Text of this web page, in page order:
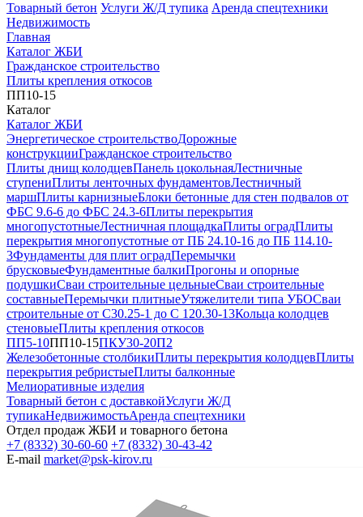
Товарный бетон Услуги Ж/Д тупика Аренда спецтехники
Недвижимость
Главная
Каталог ЖБИ
Гражданское строительство
Плиты крепления откосов
ПП10-15
Каталог
Каталог ЖБИ
Энергетическое строительствоДорожные
конструкцииГражданское строительство
Плиты днищ колодцевПанель цокольнаяЛестничные
ступениПлиты ленточных фундаментовЛестничный
маршПлиты карнизныеБлоки бетонные для стен подвалов от
ФБС 9.6-6 до ФБС 24.3-6Плиты перекрытия
многопустотныеЛестничная площадкаПлиты оградПлиты
перекрытия многопустотные от ПБ 24.10-16 до ПБ 114.10-
3Фундаменты для плит оградПеремычки
брусковыеФундаментные балкиПрогоны и опорные
подушкиСваи строительные цельныеСваи строительные
составныеПеремычки плитныеУтяжелители типа УБОСваи
строительные от С30.25-1 до С 120.30-13Кольца колодцев
стеновыеПлиты крепления откосов
ПП5-10ПП10-15ПКУ30-20П2
Железобетонные столбикиПлиты перекрытия колодцевПлиты
перекрытия ребристыеПлиты балконные
Мелиоративные изделия
Товарный бетон с доставкойУслуги Ж/Д
тупикаНедвижимостьАренда спецтехники
Отдел продаж ЖБИ и товарного бетона
+7 (8332) 30-60-60 +7 (8332) 30-43-42
E-mail market@psk-kirov.ru